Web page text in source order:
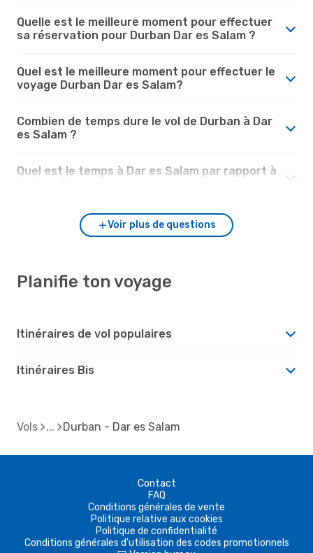
Quelle est le meilleure moment pour effectuer
sa réservation pour Durban Dar es Salam ?
Quel est le meilleure moment pour effectuer le
voyage Durban Dar es Salam?
Combien de temps dure le vol de Durban à Dar
es Salam ?
Quel est le temps à Dar es Salam par rapport à
Voir plus de questions
Planifie ton voyage
Itinéraires de vol populaires
Itinéraires Bis
Vols Durban - Dar es Salam
Contact
FAQ
Conditions générales de vente
Politique relative aux cookies
Politique de confidentialité
Conditions générales d'utilisation des codes promotionnels